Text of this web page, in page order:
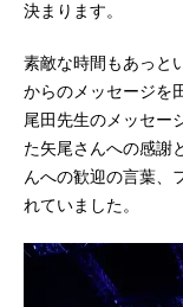
決まります。
素敵な時間もあっと
からのメッセージを
尾田先生のメッセー
た矢尾さんへの感謝
んへの歓迎の言葉、
れていました。